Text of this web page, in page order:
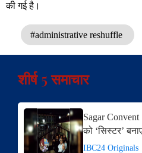
की गई है।
#administrative reshuffle
शीर्ष 5 समाचार
Sagar Convent
को ‘सिस्टर’
IBC24 Originals